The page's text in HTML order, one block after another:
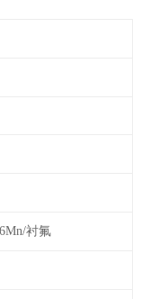
衬氟